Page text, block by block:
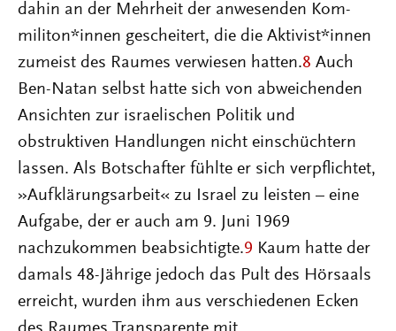
dahin an der Mehrheit der anwesenden Kom­
militon*innen gescheitert, die die Aktivist*innen
zumeist des Raumes verwiesen hatten.8 Auch
Ben-Natan selbst hatte sich von abweichenden
Ansichten zur israelischen Politik und
obstruktiven Handlungen nicht einschüchtern
lassen. Als Botschafter fühlte er sich verpflichtet,
»Aufklärungsarbeit« zu Israel zu leisten – eine
Aufgabe, der er auch am 9. Juni 1969
nachzukommen beabsichtigte.9 Kaum hatte der
damals 48-Jährige jedoch das Pult des Hörsaals
erreicht, wurden ihm aus verschiedenen Ecken